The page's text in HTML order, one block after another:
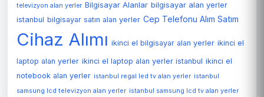
televizyon alan yerler Bilgisayar Alanlar bilgisayar alan yerler
istanbul bilgisayar satın alan yerler Cep Telefonu Alım Satım
Cihaz Alımı ikinci el bilgisayar alan yerler ikinci el
laptop alan yerler ikinci el laptop alan yerler istanbul ikinci el
notebook alan yerler istanbul regal led tv alan yerler istanbul
samsung lcd televizyon alan yerler istanbul samsung lcd tv alan yerler